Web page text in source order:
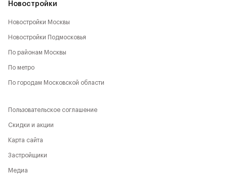
Новостройки
Новостройки Москвы
Новостройки Подмосковья
По районам Москвы
По метро
По городам Московской области
Пользовательское соглашение
Скидки и акции
Карта сайта
Застройщики
Медиа